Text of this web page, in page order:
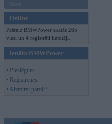
Moto
Online
Pašreiz BMWPower skatās 265
viesi un 4 reģistrēti lietotāji.
Ienākt BMWPower
• Pieslēgties
• Reģistrēties
• Aizmirsi paroli?